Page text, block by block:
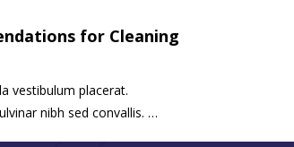
for Cleaning
vestibulum placerat.
nibh sed convallis. …